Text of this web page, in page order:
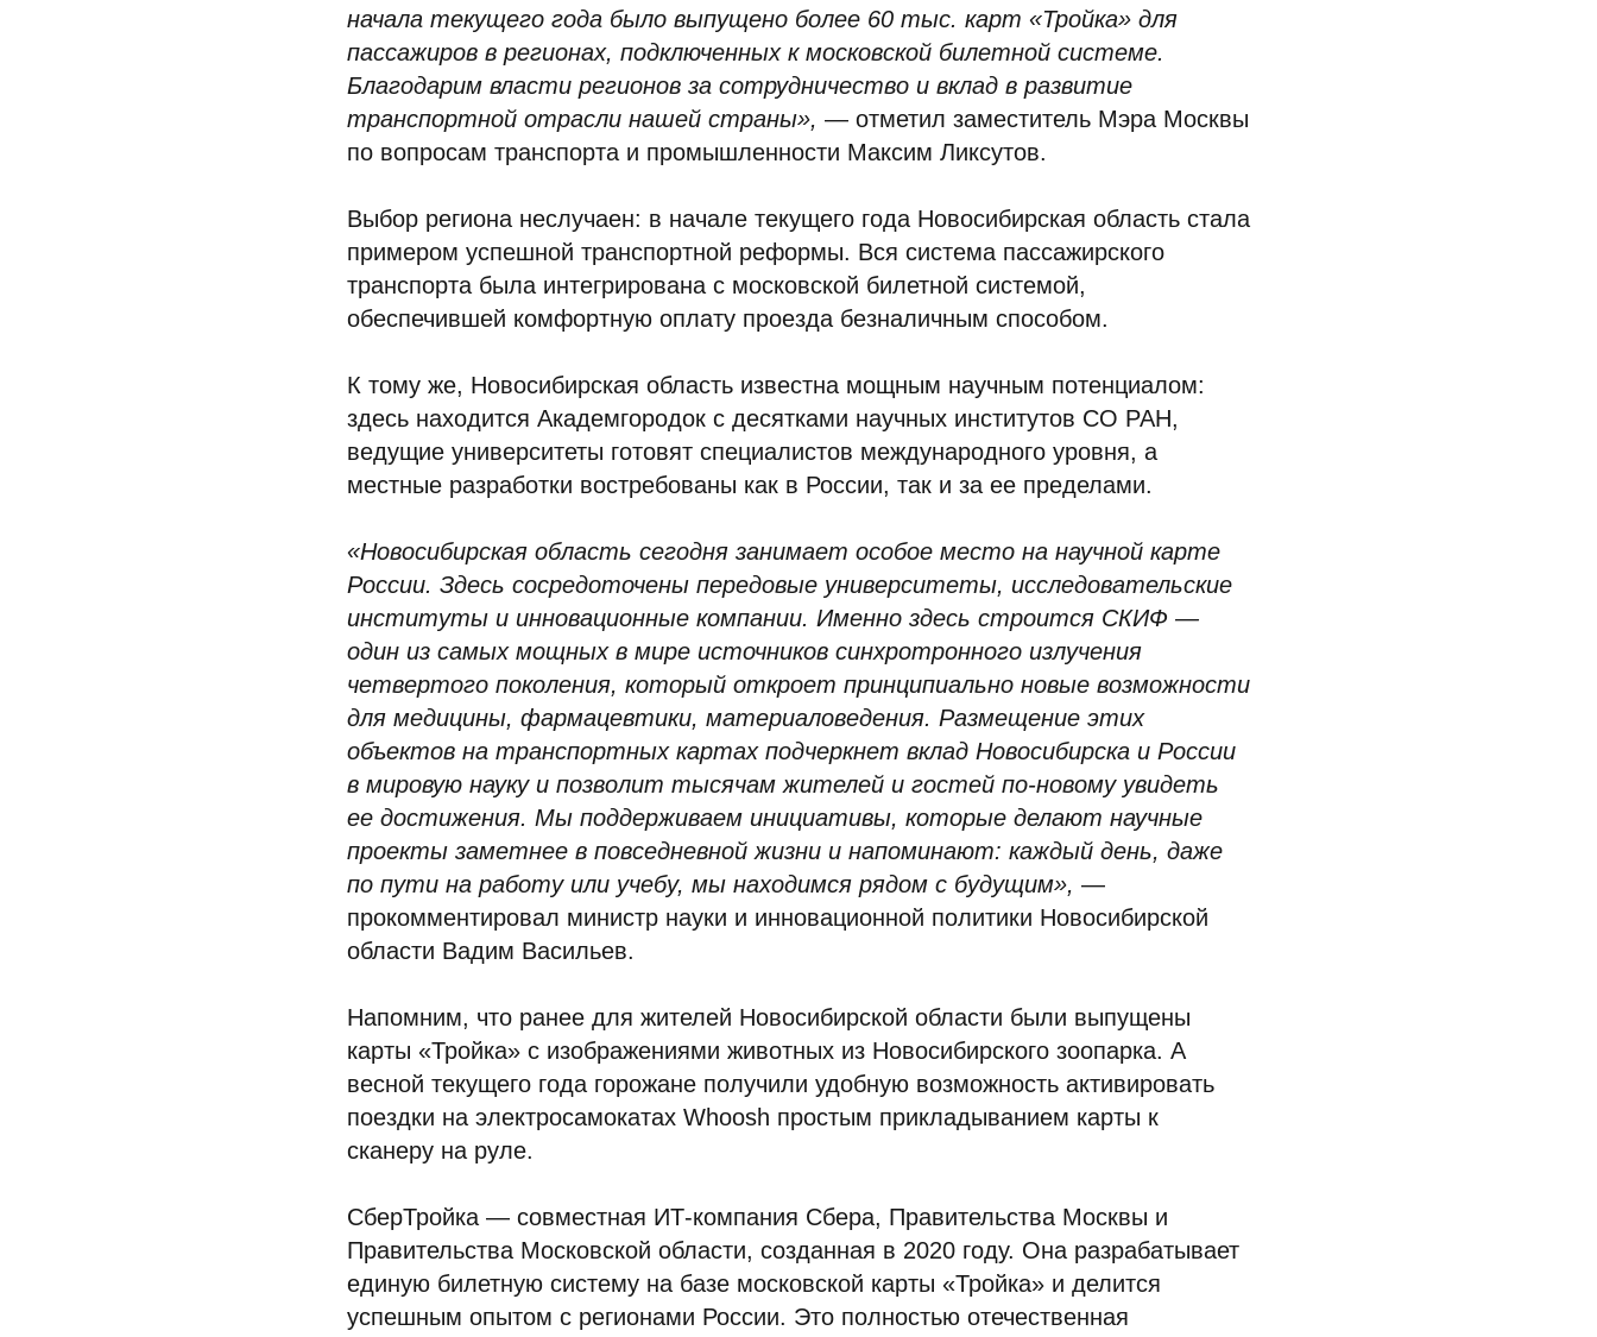
начала текущего года было выпущено более 60 тыс. карт «Тройка» для
пассажиров в регионах, подключенных к московской билетной системе.
Благодарим власти регионов за сотрудничество и вклад в развитие
транспортной отрасли нашей страны», — отметил заместитель Мэра Москвы
по вопросам транспорта и промышленности Максим Ликсутов.
Выбор региона неслучаен: в начале текущего года Новосибирская область стала
примером успешной транспортной реформы. Вся система пассажирского
транспорта была интегрирована с московской билетной системой,
обеспечившей комфортную оплату проезда безналичным способом.
К тому же, Новосибирская область известна мощным научным потенциалом:
здесь находится Академгородок с десятками научных институтов СО РАН,
ведущие университеты готовят специалистов международного уровня, а
местные разработки востребованы как в России, так и за ее пределами.
«Новосибирская область сегодня занимает особое место на научной карте
России. Здесь сосредоточены передовые университеты, исследовательские
институты и инновационные компании. Именно здесь строится СКИФ —
один из самых мощных в мире источников синхротронного излучения
четвертого поколения, который откроет принципиально новые возможности
для медицины, фармацевтики, материаловедения. Размещение этих
объектов на транспортных картах подчеркнет вклад Новосибирска и России
в мировую науку и позволит тысячам жителей и гостей по-новому увидеть
ее достижения. Мы поддерживаем инициативы, которые делают научные
проекты заметнее в повседневной жизни и напоминают: каждый день, даже
по пути на работу или учебу, мы находимся рядом с будущим», —
прокомментировал министр науки и инновационной политики Новосибирской
области Вадим Васильев.
Напомним, что ранее для жителей Новосибирской области были выпущены
карты «Тройка» с изображениями животных из Новосибирского зоопарка. А
весной текущего года горожане получили удобную возможность активировать
поездки на электросамокатах Whoosh простым прикладыванием карты к
сканеру на руле.
СберТройка — совместная ИТ-компания Сбера, Правительства Москвы и
Правительства Московской области, созданная в 2020 году. Она разрабатывает
единую билетную систему на базе московской карты «Тройка» и делится
успешным опытом с регионами России. Это полностью отечественная